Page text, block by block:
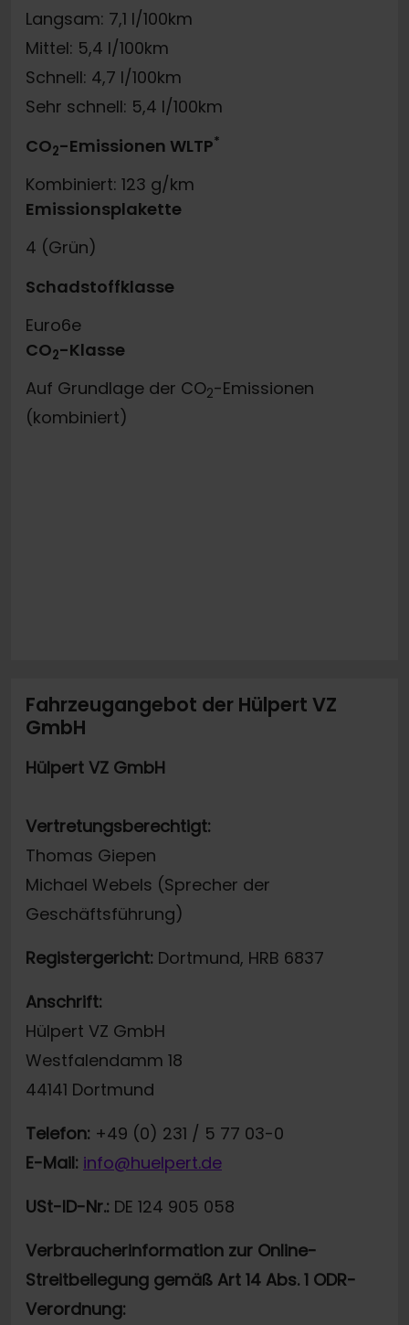
Langsam: 7,1 l/100km
Mittel: 5,4 l/100km
Schnell: 4,7 l/100km
Sehr schnell: 5,4 l/100km
CO2-Emissionen WLTP*
Kombiniert: 123 g/km
Emissionsplakette
4 (Grün)
Schadstoffklasse
Euro6e
CO2-Klasse
Auf Grundlage der CO2-Emissionen
(kombiniert)
Fahrzeugangebot der Hülpert VZ
GmbH
Hülpert VZ GmbH
Vertretungsberechtigt:
Thomas Giepen
Michael Webels (Sprecher der
Geschäftsführung)
Registergericht: Dortmund, HRB 6837
Anschrift:
Hülpert VZ GmbH
Westfalendamm 18
44141 Dortmund
Telefon: +49 (0) 231 / 5 77 03-0
E-Mail: info@huelpert.de
USt-ID-Nr.: DE 124 905 058
Verbraucherinformation zur Online-
Streitbeilegung gemäß Art 14 Abs. 1 ODR-
Verordnung: